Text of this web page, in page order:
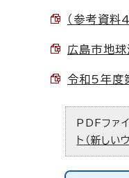
（参考資
広島市地
令和5年度
PDFファ
ト（新しい